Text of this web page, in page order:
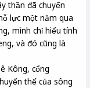
thần đã chuyển
lực một năm qua
mình chỉ hiểu tính
và đó cũng là
Kông, cổng
thế của sông